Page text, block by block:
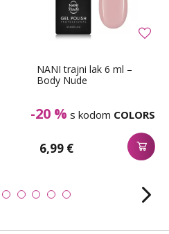
NANI trajni lak 6 ml –
Body Nude
-20 % s kodom COLORS
6,99 €